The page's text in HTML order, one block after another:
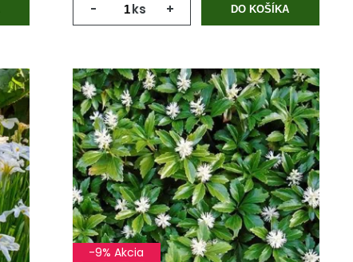
- ks + DO KOŠÍKA
-9% Akcia